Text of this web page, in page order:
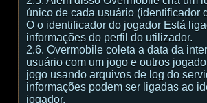
único de cada usuário (identificador
O o identificador do jogador Está
informações do perfil do utilizador.
2.6. Overmobile coleta a data da
usuário com um jogo e outros
jogo usando arquivos de log do
informações podem ser ligadas ao
jogador.